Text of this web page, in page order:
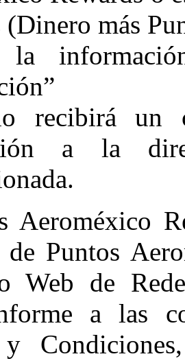
más
la
recibirá un
a la
Aeroméxico
de Puntos
Web de
a las
y